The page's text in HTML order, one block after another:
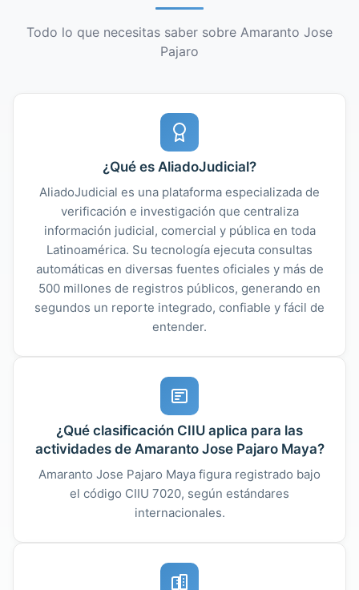
Todo lo que necesitas saber sobre Amaranto Jose
Pajaro
¿Qué es AliadoJudicial?
AliadoJudicial es una plataforma especializada de
verificación e investigación que centraliza
información judicial, comercial y pública en toda
Latinoamérica. Su tecnología ejecuta consultas
automáticas en diversas fuentes oficiales y más de
500 millones de registros públicos, generando en
segundos un reporte integrado, confiable y fácil de
entender.
¿Qué clasificación CIIU aplica para las
actividades de Amaranto Jose Pajaro Maya?
Amaranto Jose Pajaro Maya figura registrado bajo
el código CIIU 7020, según estándares
internacionales.